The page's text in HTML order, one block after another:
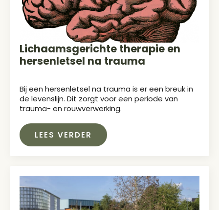
Lichaamsgerichte therapie en
hersenletsel na trauma
Bij een hersenletsel na trauma is er een breuk in
de levenslijn. Dit zorgt voor een periode van
trauma- en rouwverwerking.
LEES VERDER